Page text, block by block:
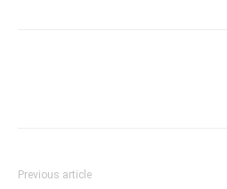
Previous article